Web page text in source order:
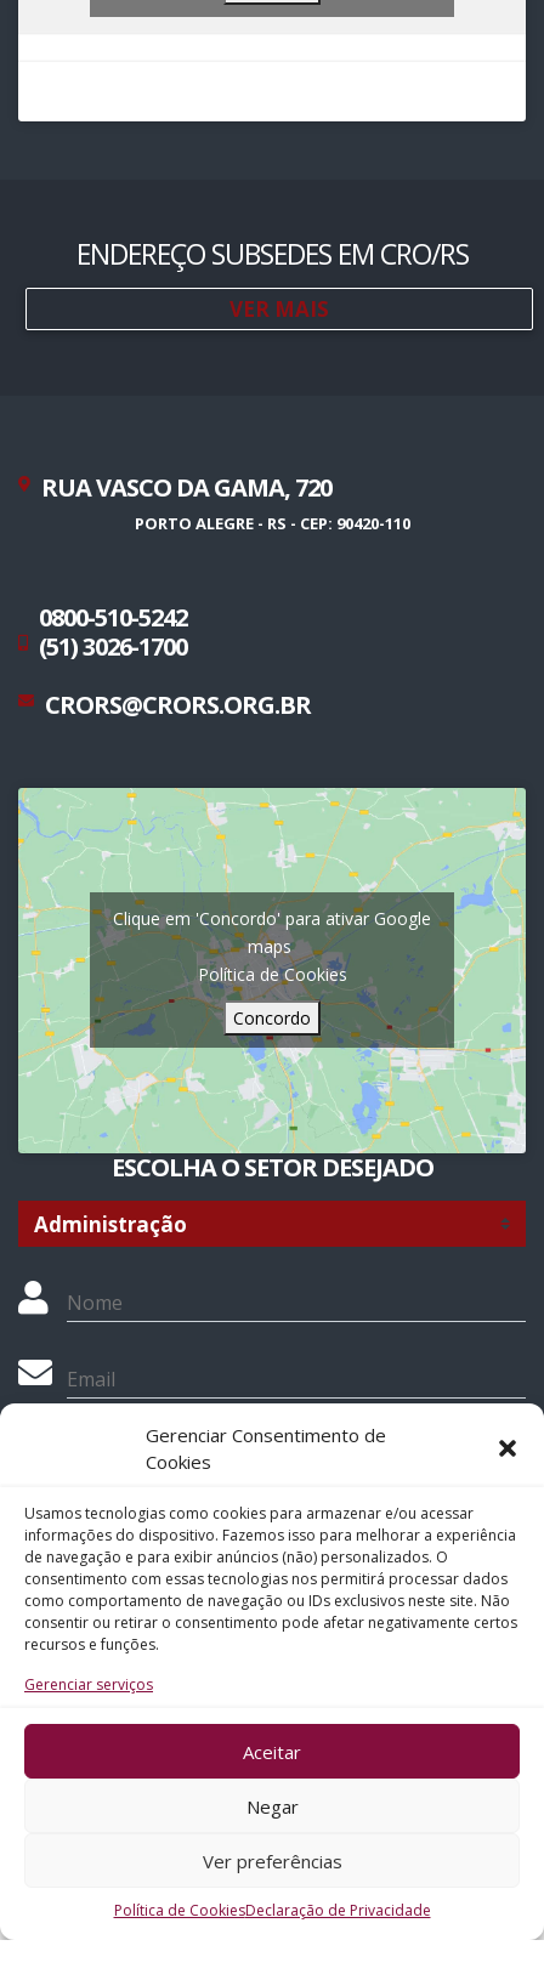
Gerenciar Consentimento de
Cookies
Usamos tecnologias como cookies para armazenar e/ou acessar
informações do dispositivo. Fazemos isso para melhorar a experiência
de navegação e para exibir anúncios (não) personalizados. O
consentimento com essas tecnologias nos permitirá processar dados
como comportamento de navegação ou IDs exclusivos neste site. Não
consentir ou retirar o consentimento pode afetar negativamente certos
recursos e funções.
Gerenciar serviços
Aceitar
Negar
Ver preferências
Política de CookiesDeclaração de Privacidade
ENDEREÇO SUBSEDES EM CRO/RS
VER MAIS
RUA VASCO DA GAMA, 720
PORTO ALEGRE - RS - CEP: 90420-110
0800-510-5242
(51) 3026-1700
CRORS@CRORS.ORG.BR
Clique em 'Concordo' para ativar Google
maps
Política de Cookies
Concordo
ESCOLHA O SETOR DESEJADO
Nome
Email
Telefone
Assunto
Mensagem